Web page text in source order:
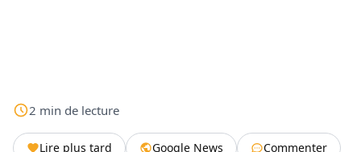
2 min de lecture
Lire plus tard Google News
Commenter